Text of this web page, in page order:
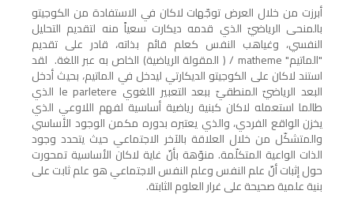
أبرزت من خلال العرض توجّهات لاكان في الاستفادة من الكوجيتو
بالمنحى الرياضيّ الذي قدمه ديكارت سعياً منه لتقديم التحليل
النفسي، وغياهب النفس كعلم قائم بذاته، قادر على تقديم
"الماتيم" matheme / ( المقولة الرياضية) الخاص به عبر اللغة. لقد
استند لاكان على الكوجيتو الديكارتي ليدخل في الماتيم، بحيث أدخل
البعد الرياضيّ المنطقيّ ببعد التعبير اللغوي le parletere الذي
طالما استعمله لاكان كبنية رياضية أساسية لفهم اللاوعي الذي
يخزن الواقع الفردي، والذي يعتبره بدوره مكمن الوجود الأساسي
والمتشكّل من خلال العلاقة بالآخر الاجتماعي حيث يتحدد وجود
الذات الواعية المتكلّمة. منوّهة بأنّ غاية لاكان الأساسية تمحورت
حول إثبات أنّ علم النفس وعلم النفس الاجتماعي هو علم ثابت على
بنية علمية صحيحة على غرار العلوم الثابتة.